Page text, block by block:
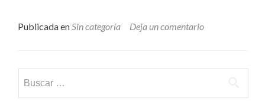
Publicada enSin categoría Deja un comentario